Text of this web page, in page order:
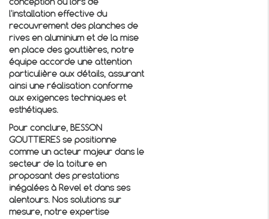
conception ou lors de
l'installation effective du
recouvrement des planches de
rives en aluminiumet de la mise
en place des gouttières, notre
équipe accorde une attention
particulière aux détails, assurant
ainsi une réalisation conforme
aux exigences techniques et
esthétiques.
Pour conclure, BESSON
GOUTTIERES se positionne
comme un acteur majeur dans le
secteur de la toiture en
proposant des prestations
inégalées à Revel et dans ses
alentours. Nos solutions sur
mesure, notre expertise